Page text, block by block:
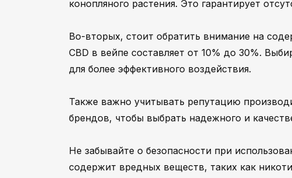
конопляного растения. Это гарантирует
Во-вторых, стоит обратить внимание на
CBD в вейпе составляет от 10% до 30%.
для более эффективного воздействия.
Также важно учитывать репутацию
брендов, чтобы выбрать надежного и
Не забывайте о безопасности при
содержит вредных веществ, таких как